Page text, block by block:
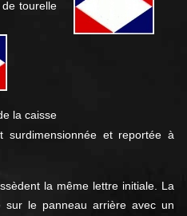
de tourelle
la caisse
surdimensionnée et reportée à
la même lettre initiale. La
sur le panneau arrière avec un